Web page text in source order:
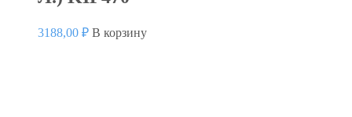
3188,00 ₽ В корзину